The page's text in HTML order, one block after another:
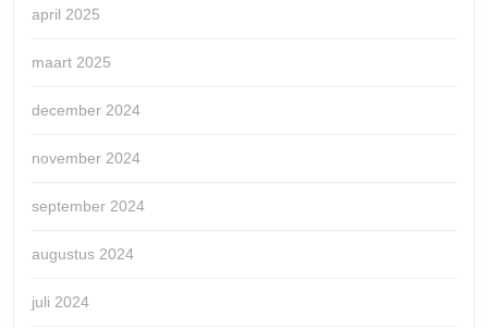
april 2025
maart 2025
december 2024
november 2024
september 2024
augustus 2024
juli 2024